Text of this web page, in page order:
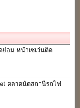
อม หน้าเซเว่นติด
ตลาดนัดสถานีรถไฟ